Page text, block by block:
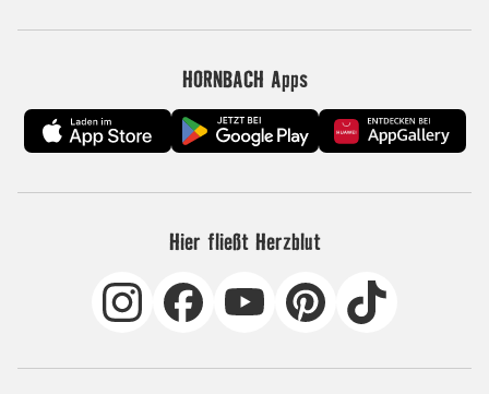
HORNBACH Apps
Hier fließt Herzblut